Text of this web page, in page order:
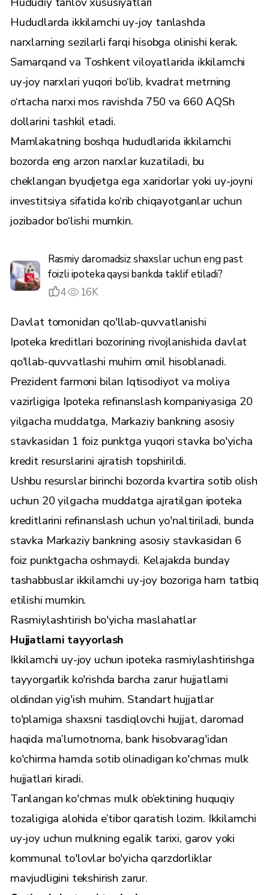
Hududlarda ikkilamchi uy-joy tanlashda
narxlarning sezilarli farqi hisobga olinishi kerak.
Samarqand va Toshkent viloyatlarida ikkilamchi
uy-joy narxlari yuqori bo‘lib, kvadrat metrning
o‘rtacha narxi mos ravishda 750 va 660 AQSh
dollarini tashkil etadi.
Mamlakatning boshqa hududlarida ikkilamchi
bozorda eng arzon narxlar kuzatiladi, bu
cheklangan byudjetga ega xaridorlar yoki uy-joyni
investitsiya sifatida ko‘rib chiqayotganlar uchun
jozibador bo‘lishi mumkin.
Rasmiy daromadsiz shaxslar uchun eng past
foizli ipoteka qaysi bankda taklif etiladi?
4
16K
Davlat tomonidan qo'llab-quvvatlanishi
Ipoteka kreditlari bozorining rivojlanishida davlat
qo'llab-quvvatlashi muhim omil hisoblanadi.
Prezident farmoni bilan Iqtisodiyot va moliya
vazirligiga Ipoteka refinanslash kompaniyasiga 20
yilgacha muddatga, Markaziy bankning asosiy
stavkasidan 1 foiz punktga yuqori stavka bo'yicha
kredit resurslarini ajratish topshirildi.
Ushbu resurslar birinchi bozorda kvartira sotib olish
uchun 20 yilgacha muddatga ajratilgan ipoteka
kreditlarini refinanslash uchun yo'naltiriladi, bunda
stavka Markaziy bankning asosiy stavkasidan 6
foiz punktgacha oshmaydi. Kelajakda bunday
tashabbuslar ikkilamchi uy-joy bozoriga ham tatbiq
etilishi mumkin.
Rasmiylashtirish bo'yicha maslahatlar
Hujjatlarni tayyorlash
Ikkilamchi uy-joy uchun ipoteka rasmiylashtirishga
tayyorgarlik ko'rishda barcha zarur hujjatlarni
oldindan yig'ish muhim. Standart hujjatlar
to'plamiga shaxsni tasdiqlovchi hujjat, daromad
haqida ma’lumotnoma, bank hisobvarag'idan
ko'chirma hamda sotib olinadigan ko'chmas mulk
hujjatlari kiradi.
Tanlangan ko'chmas mulk ob’ektining huquqiy
tozaligiga alohida e’tibor qaratish lozim. Ikkilamchi
uy-joy uchun mulkning egalik tarixi, garov yoki
kommunal to'lovlar bo'yicha qarzdorliklar
mavjudligini tekshirish zarur.